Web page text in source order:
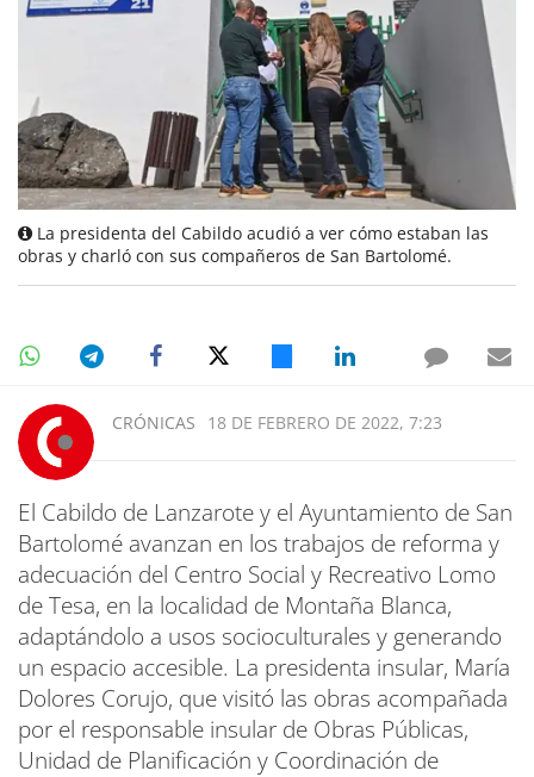
La presidenta del Cabildo acudió a ver cómo estaban las
obras y charló con sus compañeros de San Bartolomé.
CRÓNICAS 18 DE FEBRERO DE 2022, 7:23
El Cabildo de Lanzarote y el Ayuntamiento de San
Bartolomé avanzan en los trabajos de reforma y
adecuación del Centro Social y Recreativo Lomo
de Tesa, en la localidad de Montaña Blanca,
adaptándolo a usos socioculturales y generando
un espacio accesible. La presidenta insular, María
Dolores Corujo, que visitó las obras acompañada
por el responsable insular de Obras Públicas,
Unidad de Planificación y Coordinación de